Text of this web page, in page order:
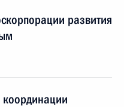
развития
координации